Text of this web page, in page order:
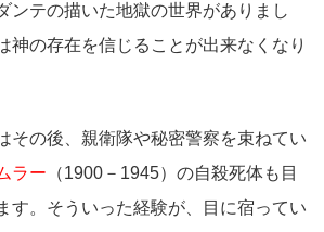
ンテの描いた地獄の世界がありまし
神の存在を信じることが出来なくなり
その後、親衛隊や秘密警察を束ねてい
ラー （1900－1945）の自殺死体も目
す。そういった経験が、目に宿ってい